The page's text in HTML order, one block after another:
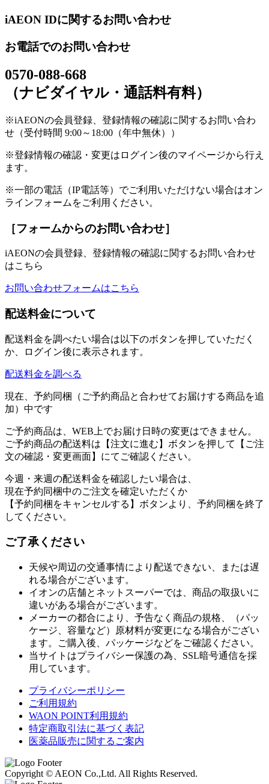
iAEON IDに関するお問い合わせ
お電話でのお問い合わせ
0570-088-668
（ナビダイヤル・通話料有料）
※iAEONの会員登録、登録情報の確認に関するお問い合わ
せ（受付時間 9:00～18:00（年中無休））
※登録情報の確認・変更はログイン後のマイページから行え
ます。
※一部の電話（IP電話等）でご利用いただけない場合はオン
ラインフォームをご利用ください。
［フォームからのお問い合わせ］
iAEONの会員登録、登録情報の確認に関するお問い合わせ
はこちら
お問い合わせフォームはこちら
配送料金について
配送料金を調べたい場合は以下のボタンを押していただく
か、ログイン後に表示されます。
配送料金を調べる
現在、予約同梱（ご予約商品と合わせてお届けする商品を追
加）中です
ご予約商品は、WEB上でお届け日時の変更はできません。
ご予約商品の配送料は【注文に進む】ボタンを押して【ご注
文の確認・変更画面】にてご確認ください。
今週・来週の配送料金を確認したい場合は、
現在予約同梱中のご注文を確定いただくか
【予約同梱をキャンセルする】ボタンより、予約同梱を終了
してください。
ご了承ください
天候や周辺の交通事情により配送できない、または遅
れる場合がございます。
イオンの店舗とネットスーパーでは、商品の取扱いに
違いがある場合がございます。
メーカーの都合により、予告なく商品の規格、（パッ
ケージ、容量など）原材料が変更になる場合がござい
ます。ご購入後、パッケージなどをご確認ください。
当サイトはプライバシー保護の為、SSL暗号通信を採
用しています。
プライバシーポリシー
ご利用規約
WAON POINT利用規約
特定商取引法に基づく表記
医薬品販売に関するご案内
Copyright © AEON Co.,Ltd. All Rights Reserved.